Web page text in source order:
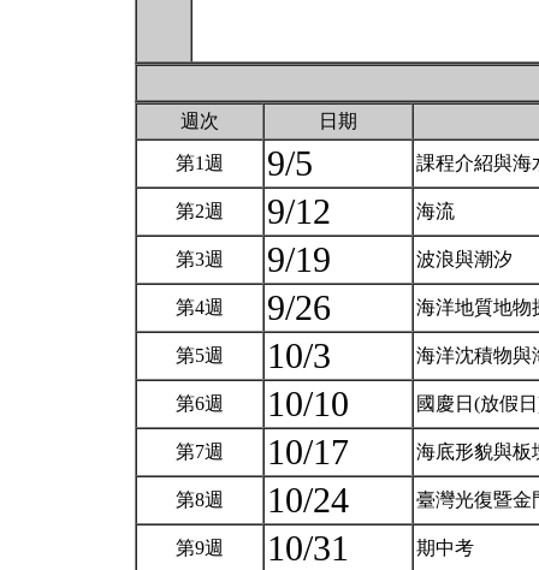
週次 日期
第1週 9/5 課程介紹與
第2週 9/12 海流
第3週 9/19 波浪與潮汐
第4週 9/26 海洋地質地
第5週 10/3 海洋沈積物
第6週 10/10 國慶日(放假
第7週 10/17 海底形貌與
第8週 10/24 臺灣光復暨金
第9週 10/31 期中考